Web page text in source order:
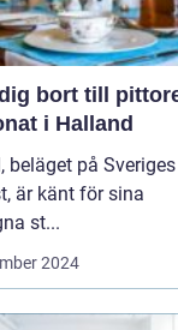
bort till
i Halland
beläget på Sveriges
är känt för sina
st...
2024